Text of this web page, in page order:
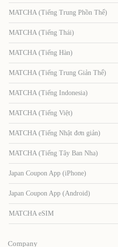
MATCHA (Tiếng Trung Phồn Thể)
MATCHA (Tiếng Thái)
MATCHA (Tiếng Hàn)
MATCHA (Tiếng Trung Giản Thể)
MATCHA (Tiếng Indonesia)
MATCHA (Tiếng Việt)
MATCHA (Tiếng Nhật đơn giản)
MATCHA (Tiếng Tây Ban Nha)
Japan Coupon App (iPhone)
Japan Coupon App (Android)
MATCHA eSIM
Company